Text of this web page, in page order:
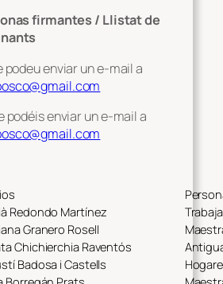
firmantes / Llistat de
enviar un e-mail a
podéis enviar un e-mail a
Redondo Martínez
Granero Rosell
Chichierchia Raventós
Badosa i Castells